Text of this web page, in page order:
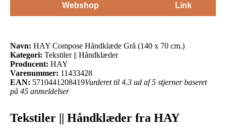
Webshop
Link
Navn: HAY Compose Håndklæde Grå (140 x 70 cm.)
Kategori: Tekstiler || Håndklæder
Producent: HAY
Varenummer: 11433428
EAN: 5710441208419Vurderet til 4.3 ud af 5 stjerner baseret
på 45 anmeldelser
Tekstiler || Håndklæder fra HAY